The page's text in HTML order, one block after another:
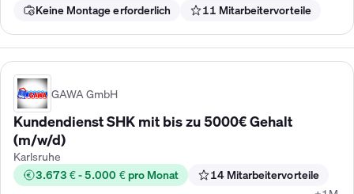
Keine Montage erforderlich
11 Mitarbeitervorteile
GAWA GmbH
Kundendienst SHK mit bis zu 5000€ Gehalt
(m/w/d)
Karlsruhe
3.673 € - 5.000 € pro Monat
14 Mitarbeitervorteile